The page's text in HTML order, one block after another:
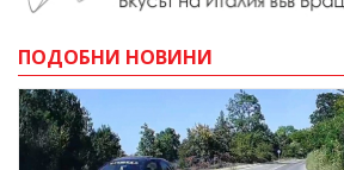
ПОДОБНИ НОВИНИ